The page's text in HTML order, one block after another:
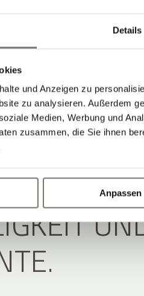
Details
und Anzeigen zu
zu analysieren. Außerdem
Medien, Werbung und
zusammen, die Sie ihnen
Anpassen